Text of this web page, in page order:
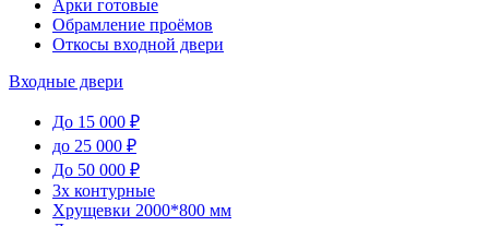
Арки готовые
Обрамление проёмов
Откосы входной двери
Входные двери
До 15 000 ₽
до 25 000 ₽
До 50 000 ₽
3х контурные
Хрущевки 2000*800 мм